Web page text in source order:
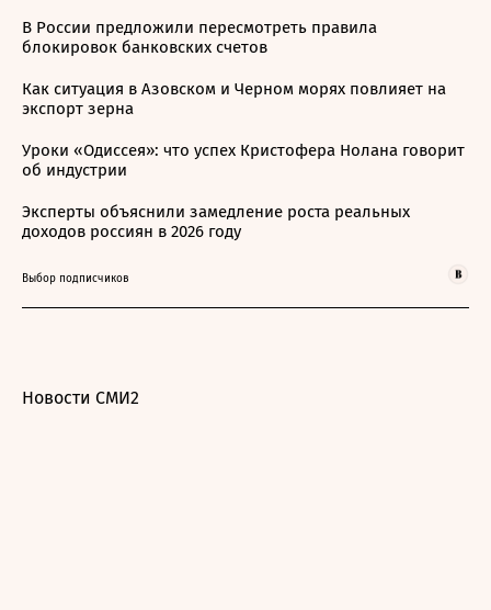
В России предложили пересмотреть правила
блокировок банковских счетов
Как ситуация в Азовском и Черном морях повлияет на
экспорт зерна
Уроки «Одиссея»: что успех Кристофера Нолана говорит
об индустрии
Эксперты объяснили замедление роста реальных
доходов россиян в 2026 году
Выбор подписчиков
Новости СМИ2